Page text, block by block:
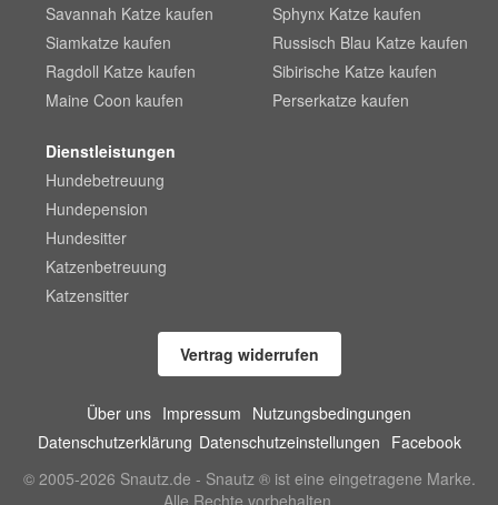
Savannah Katze kaufen
Siamkatze kaufen
Ragdoll Katze kaufen
Maine Coon kaufen
Sphynx Katze kaufen
Russisch Blau Katze kaufen
Sibirische Katze kaufen
Perserkatze kaufen
Dienstleistungen
Hundebetreuung
Hundepension
Hundesitter
Katzenbetreuung
Katzensitter
Vertrag widerrufen
Über uns Impressum Nutzungsbedingungen
Datenschutzerklärung Datenschutzeinstellungen Facebook
© 2005-2026 Snautz.de - Snautz ® ist eine eingetragene Marke.
Alle Rechte vorbehalten.